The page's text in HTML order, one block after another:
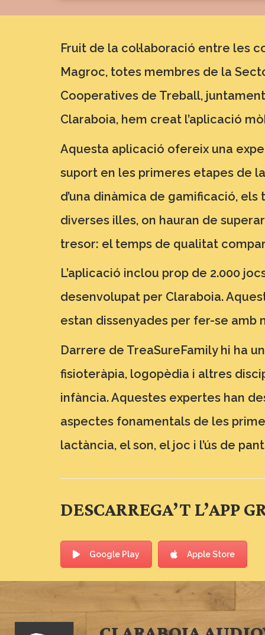
Fruit de la col·laboració entre les
Magroc, totes membres de la
Cooperatives de Treball,
Claraboia, hem creat l’aplicació
Aquesta aplicació ofereix una
suport en les primeres etapes de
d’una dinàmica de gamificació,
diverses illes, on hauran de
tresor: el temps de qualitat
L’aplicació inclou prop de 2.000
desenvolupat per Claraboia.
estan dissenyades per fer-se
Darrere de TreaSureFamily hi ha
fisioteràpia, logopèdia i altres
infància. Aquestes expertes han
aspectes fonamentals de les
lactància, el son, el joc i l’ús de
DESCARREGA’T L’APP
Google Play Apple Store